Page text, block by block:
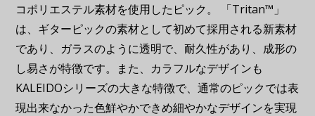
コポリエステル素材を使用したピック。 「Tritan™」
は、ギターピックの素材として初めて採用される新素材
であり、ガラスのように透明で、耐久性があり、成形の
し易さが特徴です。また、カラフルなデザインも
KALEIDOシリーズの大きな特徴で、通常のピックでは表
現出来なかった色鮮やかできめ細やかなデザインを実現